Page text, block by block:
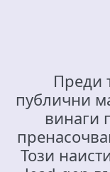
Преди
публични
винаги
Този